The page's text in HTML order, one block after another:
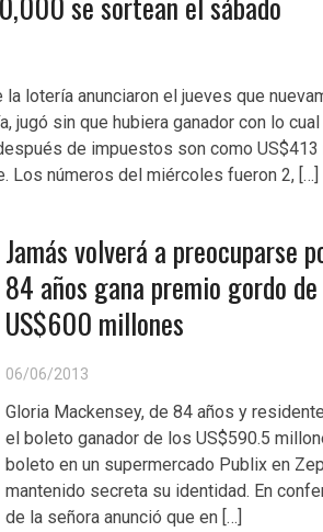
la lotería anunciaron el jueves que
jugó sin que hubiera ganador con lo
de impuestos son como
Los números del miércoles fueron 2, […]
Jamás volverá a preocuparse
84 años gana premio gordo
US$600 millones
06/06/2013
Gloria Mackensey, de 84 años y
el boleto ganador de los US$590.5
boleto en un supermercado Publix en
mantenido secreta su identidad. En
de la señora anunció que en […]